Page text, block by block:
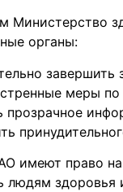
Министерство
органы:
завершить
меры
прозрачное
имеют право на
людям здоровья